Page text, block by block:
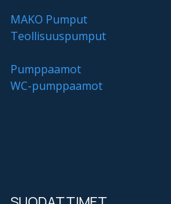
MAKO Pumput
Teollisuuspumput
Pumppaamot
WC-pumppaamot